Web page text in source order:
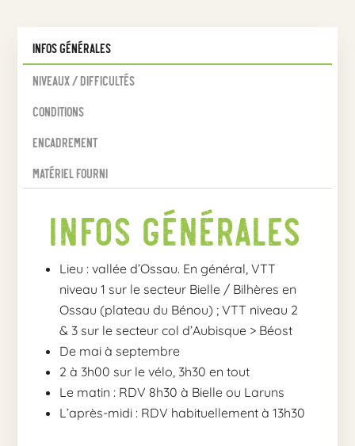
Infos Générales
Niveaux / Difficultés
Conditions
Encadrement
Matériel fourni
Infos Générales
Lieu : vallée d’Ossau. En général, VTT
niveau 1 sur le secteur Bielle / Bilhères en
Ossau (plateau du Bénou) ; VTT niveau 2
& 3 sur le secteur col d’Aubisque > Béost
De mai à septembre
2 à 3h00 sur le vélo, 3h30 en tout
Le matin : RDV 8h30 à Bielle ou Laruns
L’après-midi : RDV habituellement à 13h30